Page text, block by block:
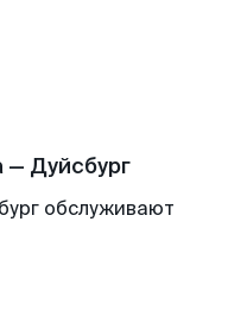
Дуйсбург
обслуживают